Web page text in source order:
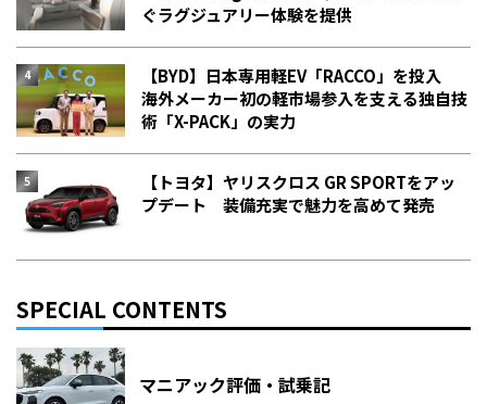
ぐラグジュアリー体験を提供
【BYD】日本専用軽EV「RACCO」を投入
海外メーカー初の軽市場参入を支える独自技
術「X-PACK」の実力
【トヨタ】ヤリスクロス GR SPORTをアッ
プデート 装備充実で魅力を高めて発売
SPECIAL CONTENTS
マニアック評価・試乗記